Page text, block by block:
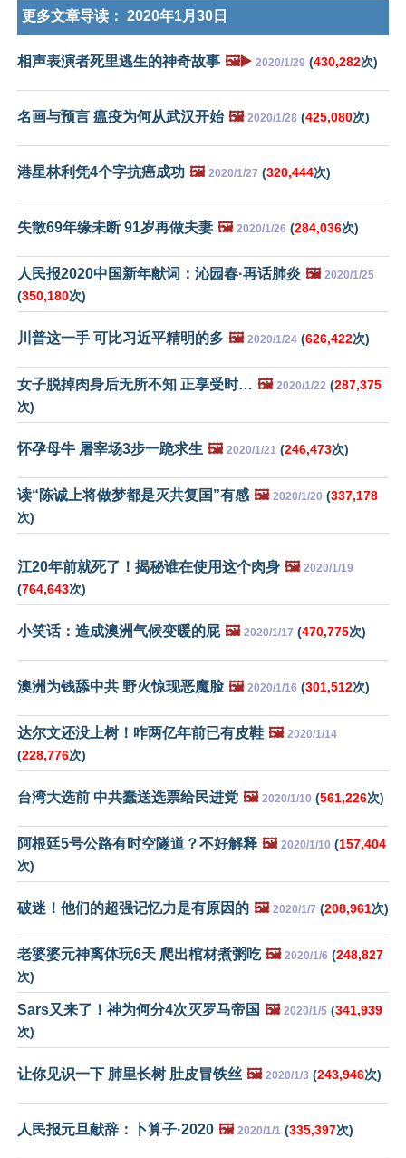
更多文章导读： 2020年1月30日
相声表演者死里逃生的神奇故事 🖼️▶️ 2020/1/29 (430,282次)
名画与预言 瘟疫为何从武汉开始 🖼️ 2020/1/28 (425,080次)
港星林利凭4个字抗癌成功 🖼️ 2020/1/27 (320,444次)
失散69年缘未断 91岁再做夫妻 🖼️ 2020/1/26 (284,036次)
人民报2020中国新年献词：沁园春·再话肺炎 🖼️ 2020/1/25
(350,180次)
川普这一手 可比习近平精明的多 🖼️ 2020/1/24 (626,422次)
女子脱掉肉身后无所不知 正享受时… 🖼️ 2020/1/22 (287,375
次)
怀孕母牛 屠宰场3步一跪求生 🖼️ 2020/1/21 (246,473次)
读“陈诚上将做梦都是灭共复国”有感 🖼️ 2020/1/20 (337,178
次)
江20年前就死了！揭秘谁在使用这个肉身 🖼️ 2020/1/19
(764,643次)
小笑话：造成澳洲气候变暖的屁 🖼️ 2020/1/17 (470,775次)
澳洲为钱舔中共 野火惊现恶魔脸 🖼️ 2020/1/16 (301,512次)
达尔文还没上树！咋两亿年前已有皮鞋 🖼️ 2020/1/14
(228,776次)
台湾大选前 中共蠢送选票给民进党 🖼️ 2020/1/10 (561,226次)
阿根廷5号公路有时空隧道？不好解释 🖼️ 2020/1/10 (157,404
次)
破迷！他们的超强记忆力是有原因的 🖼️ 2020/1/7 (208,961次)
老婆婆元神离体玩6天 爬出棺材煮粥吃 🖼️ 2020/1/6 (248,827
次)
Sars又来了！神为何分4次灭罗马帝国 🖼️ 2020/1/5 (341,939
次)
让你见识一下 肺里长树 肚皮冒铁丝 🖼️ 2020/1/3 (243,946次)
人民报元旦献辞：卜算子·2020 🖼️ 2020/1/1 (335,397次)